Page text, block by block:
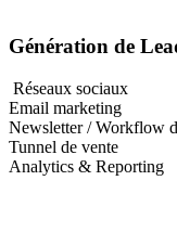
Génération de
Réseaux sociaux
Email marketing
Newsletter / Workflow
Tunnel de vente
Analytics & Reporting